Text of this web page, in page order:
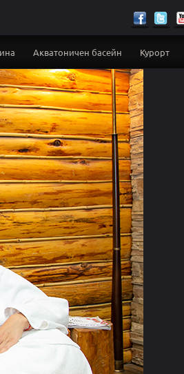
Акватоничен басейн Курорт